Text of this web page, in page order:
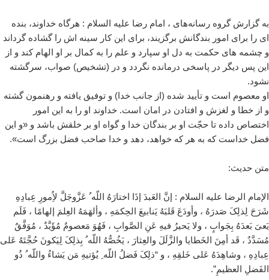
به گزارش گروه رسانه‌های ، امام رضا علیه السلام : هرگاه خداوند، بنده
اى را براى امور بندگانش برگزیند، براى این کار سینه اش را گشاده گرداند
و چشمه هاى حکمت به دل او سپارد و علم را به کمال بر او الهام کند و از
این پس دیگر در پاسخى درمانده نگردد و در (تشخیص) صواب، سرگشته
نشود.
او معصوم است و تأیید شده (از جانب خدا) و توفیق یافته و رهنمون گشته
و از خطا و لغزش و افتادن در امان است. خداوند او را به این امور
اختصاص داده تا حجّت او بر بندگان خدا و گواه او بر خلقش باشد و «و این
فضل خداست که به هر که خواهد، دهد و خدا صاحب فضل بزرگ است».
متن حدیث:
الإمام الرضا علیه السلام : إنَّ العَبدَ إذَا اختارَهُ اللّه ُ عَزَّوجَلَّ لاُِمورِ عِبادِهِ
شَرَحَ لِذلِکَ صَدرَهُ ، وأودَعَ قَلبَهُ یَنابیعَ الحِکمَهِ ، وألهَمَهُ العِلمَ إلهامًا ، فَلَم
یَعیَ بَعدَهُ بِجَوابٍ ، ولا یَحیرُ فیهِ عَنِ الصَّوابِ ، فَهُوَ مَعصومٌ مُؤَیَّدٌ ، مُوَفَّقٌ
مُسَدَّدٌ ، قَد أمِنَ الخَطایا والزَّلَلَ والعِثارَ ، یَخُصُّهُ اللّه ُ بِذلِکَ لِیَکونَ حُجَّتَهُ عَلى
عِبادِهِ ، وشاهِدَهُ عَلى خَلقِهِ ، و “ذلِکَ فَضلُ اللّه ِ یُؤتیهِ مَن یَشاءُ واللّه ُ ذُو
الفَضلِ العظیمِ”.